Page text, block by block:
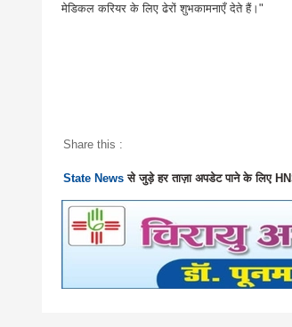
मेडिकल करियर के लिए ढेरों शुभकामनाएँ देते हैं।"
Share this :
State News से जुड़े हर ताज़ा अपडेट पाने के लिए